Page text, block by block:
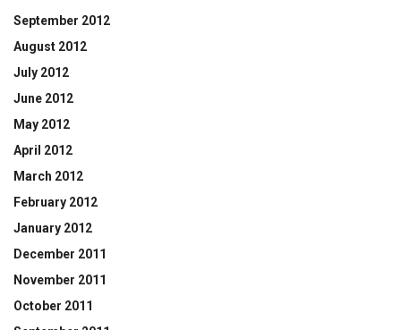
September 2012
August 2012
July 2012
June 2012
May 2012
April 2012
March 2012
February 2012
January 2012
December 2011
November 2011
October 2011